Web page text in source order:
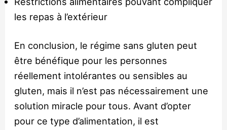
les repas à l’extérieur
En conclusion, le régime sans gluten peut
être bénéfique pour les personnes
réellement intolérantes ou sensibles au
gluten, mais il n’est pas nécessairement une
solution miracle pour tous. Avant d’opter
pour ce type d’alimentation, il est